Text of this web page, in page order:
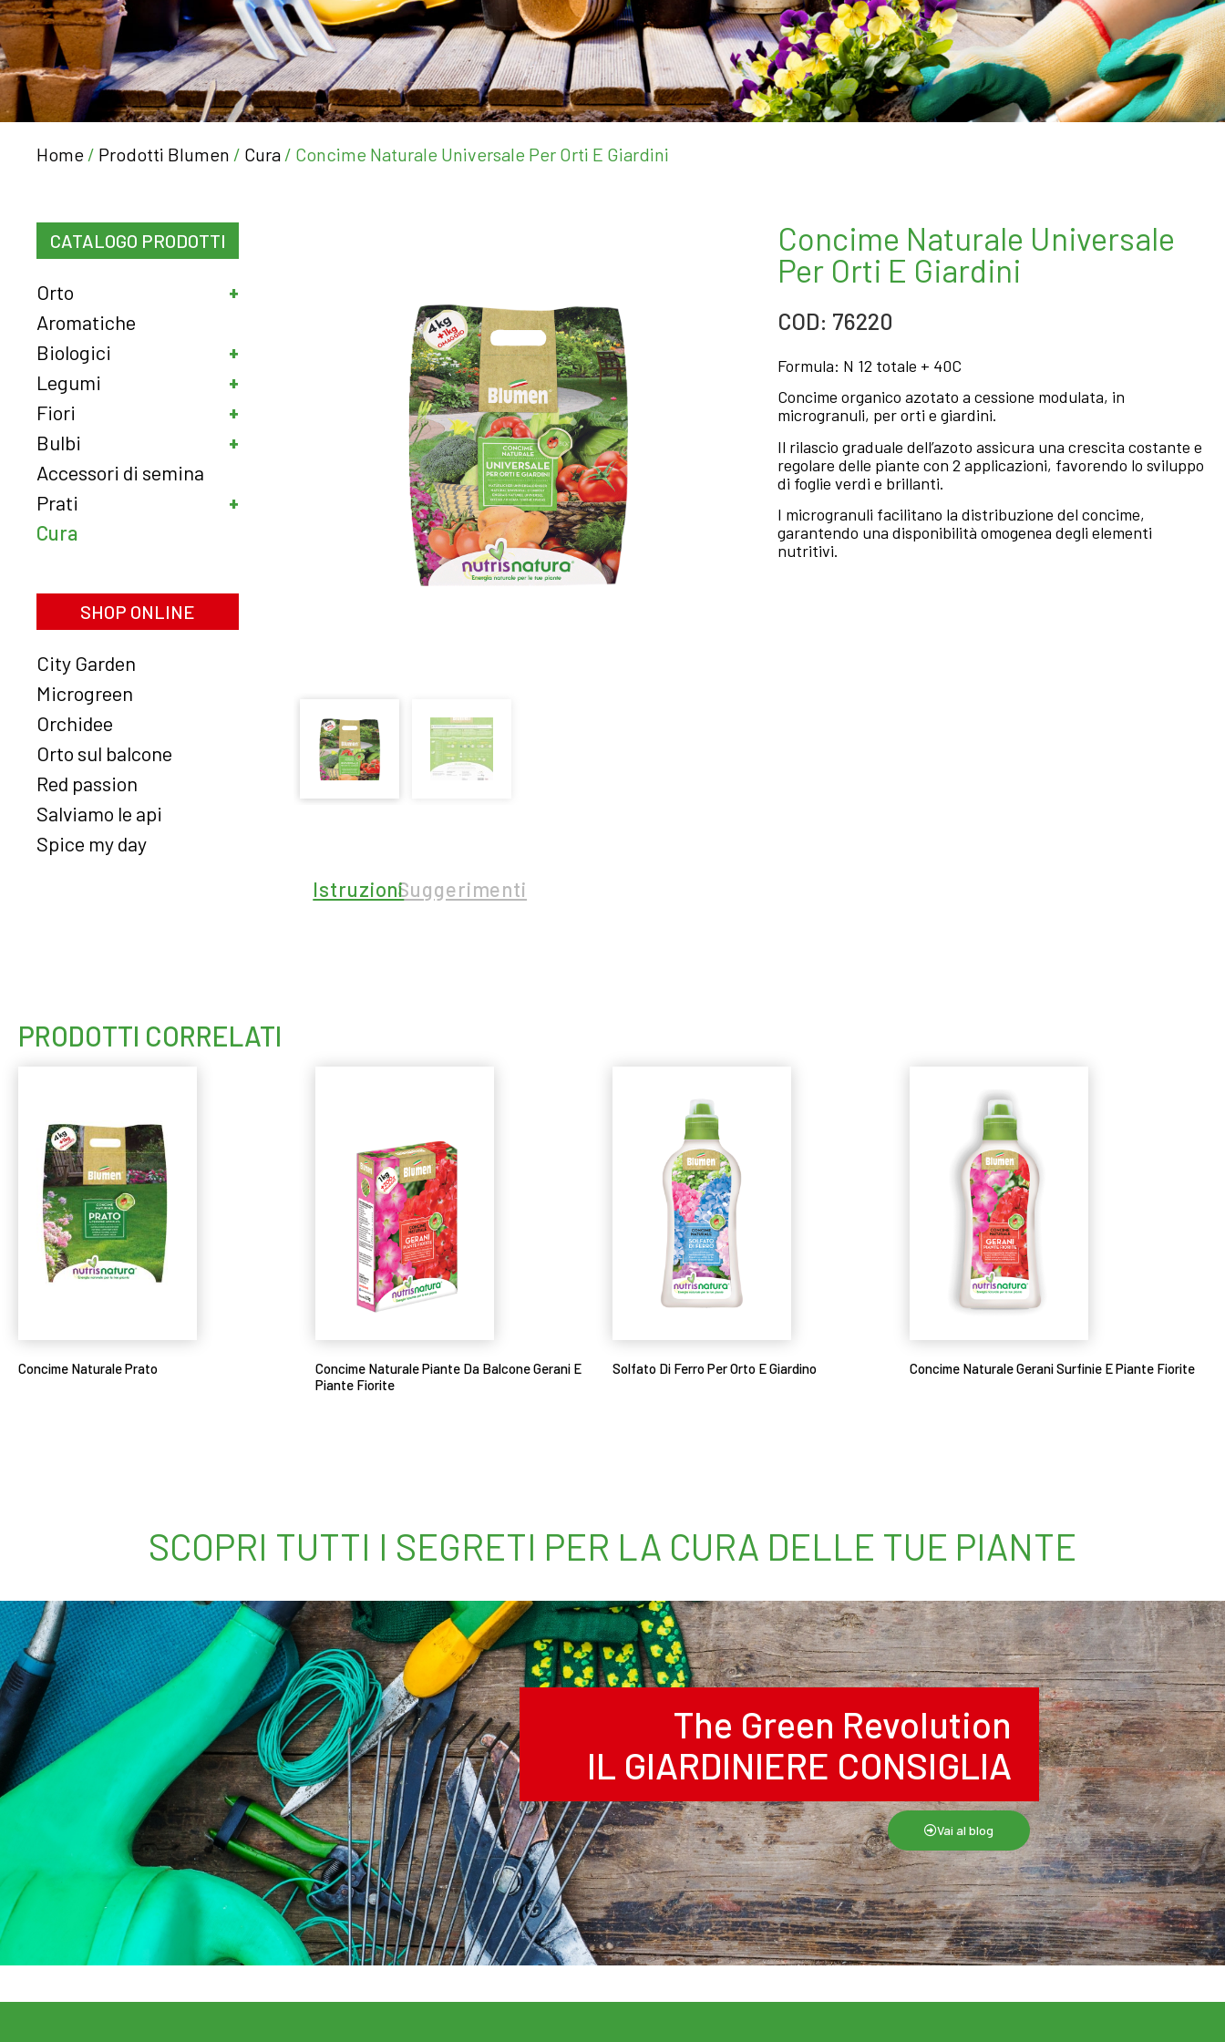
Home / Prodotti Blumen / Cura / Concime Naturale Universale Per Orti E Giardini
CATALOGO PRODOTTI
Orto
Aromatiche
Biologici
Legumi
Fiori
Bulbi
Accessori di semina
Prati
Cura
SHOP ONLINE
City Garden
Microgreen
Orchidee
Orto sul balcone
Red passion
Salviamo le api
Spice my day
Concime Naturale Universale
Per Orti E Giardini
COD: 76220
Formula: N 12 totale + 40C
Concime organico azotato a cessione modulata, in
microgranuli, per orti e giardini.
Il rilascio graduale dell’azoto assicura una crescita costante e
regolare delle piante con 2 applicazioni, favorendo lo sviluppo
di foglie verdi e brillanti.
I microgranuli facilitano la distribuzione del concime,
garantendo una disponibilità omogenea degli elementi
nutritivi.
IstruzioniSuggerimenti
PRODOTTI CORRELATI
Concime Naturale Prato
Concime Naturale Piante Da Balcone Gerani E
Piante Fiorite
Solfato Di Ferro Per Orto E Giardino Concime Naturale Gerani Surfinie E Piante Fiorite
SCOPRI TUTTI I SEGRETI PER LA CURA DELLE TUE PIANTE
The Green Revolution
IL GIARDINIERE CONSIGLIA
Vai al blog